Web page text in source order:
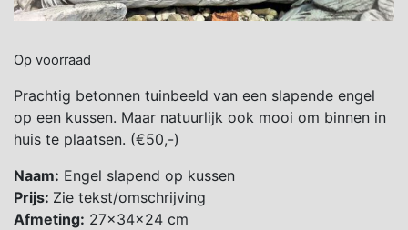
Op voorraad
Prachtig betonnen tuinbeeld van een slapende engel
op een kussen. Maar natuurlijk ook mooi om binnen in
huis te plaatsen. (€50,-)
Naam: Engel slapend op kussen
Prijs: Zie tekst/omschrijving
Afmeting: 27x34x24 cm